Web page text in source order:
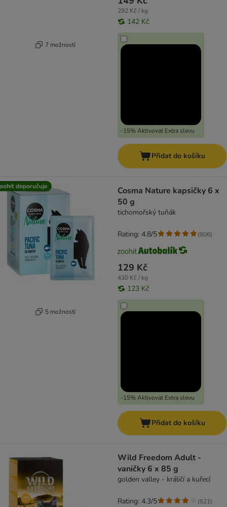
7 možností
292 Kč / kg
142 Kč
-15% Aktivovat Extra slevu
Přidat do košíku
doporučuje
5 možností
Cosma Nature kapsičky 6 x
50 g
tichomořský tuňák
129 Kč
430 Kč / kg
123 Kč
-15% Aktivovat Extra slevu
Rating: 4.8/5 (806)
Přidat do košíku
Wild Freedom Adult -
vaničky 6 x 85 g
golden valley - králičí a kuřecí
Rating: 4.3/5 (521)